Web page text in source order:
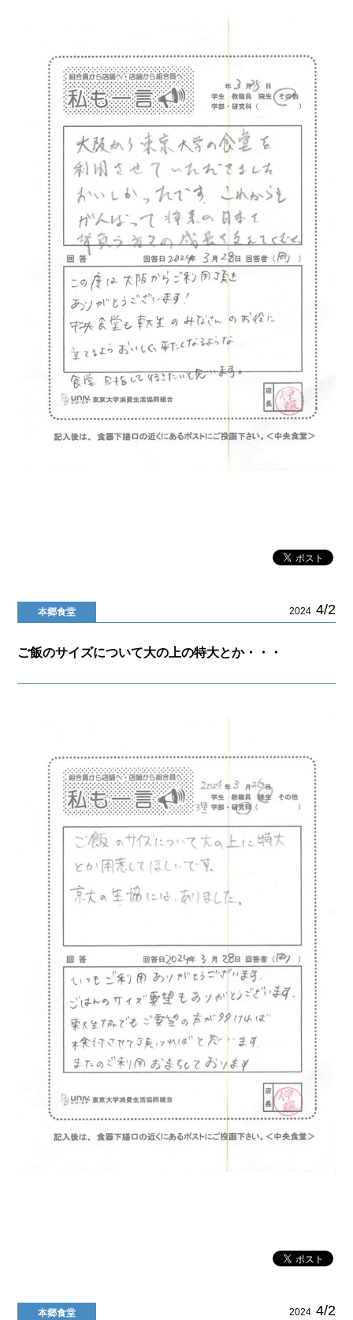
本郷食堂 2024 4/2
ご飯のサイズについて大の上の特大とか・・・
本郷食堂 2024 4/2